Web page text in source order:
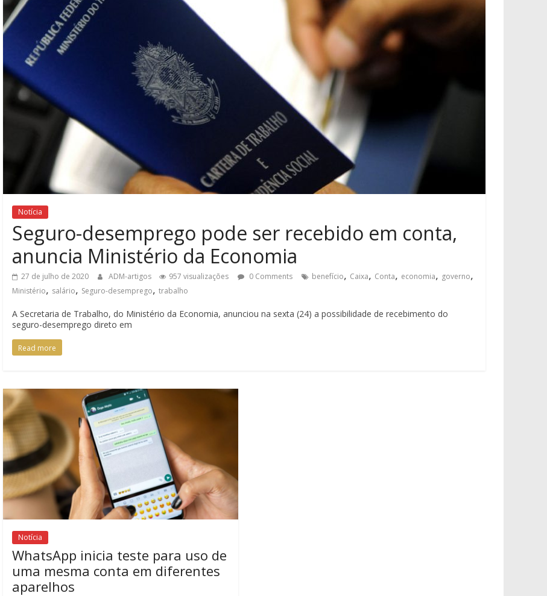
Notícia
Seguro-desemprego pode ser recebido em conta,
anuncia Ministério da Economia
27 de julho de 2020 ADM-artigos 957 visualizações 0 Comments benefício, Caixa, Conta, economia, governo,
Ministério, salário, Seguro-desemprego, trabalho
A Secretaria de Trabalho, do Ministério da Economia, anunciou na sexta (24) a possibilidade de recebimento do
seguro-desemprego direto em
Read more
Notícia
WhatsApp inicia teste para uso de
uma mesma conta em diferentes
aparelhos